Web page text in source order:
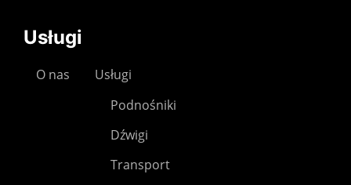
Usługi
O nas
Usługi
Podnośniki
Dźwigi
Transport